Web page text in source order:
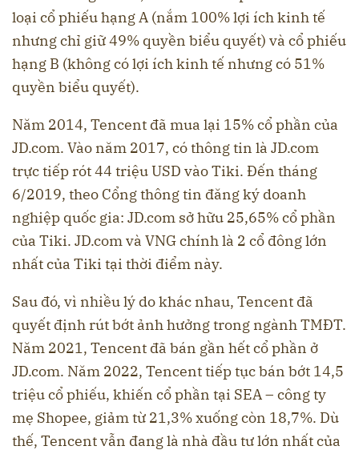
loại cổ phiếu hạng A (nắm 100% lợi ích kinh tế
nhưng chỉ giữ 49% quyền biểu quyết) và cổ phiếu
hạng B (không có lợi ích kinh tế nhưng có 51%
quyền biểu quyết).
Năm 2014, Tencent đã mua lại 15% cổ phần của
JD.com. Vào năm 2017, có thông tin là JD.com
trực tiếp rót 44 triệu USD vào Tiki. Đến tháng
6/2019, theo Cổng thông tin đăng ký doanh
nghiệp quốc gia: JD.com sở hữu 25,65% cổ phần
của Tiki. JD.com và VNG chính là 2 cổ đông lớn
nhất của Tiki tại thời điểm này.
Sau đó, vì nhiều lý do khác nhau, Tencent đã
quyết định rút bớt ảnh hưởng trong ngành TMĐT.
Năm 2021, Tencent đã bán gần hết cổ phần ở
JD.com. Năm 2022, Tencent tiếp tục bán bớt 14,5
triệu cổ phiếu, khiến cổ phần tại SEA – công ty
mẹ Shopee, giảm từ 21,3% xuống còn 18,7%. Dù
thế, Tencent vẫn đang là nhà đầu tư lớn nhất của